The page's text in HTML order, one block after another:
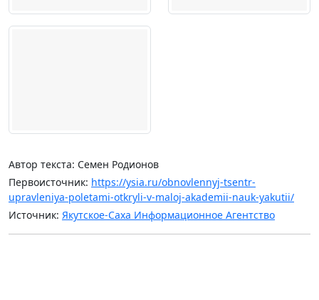
Автор текста: Семен Родионов
Первоисточник: https://ysia.ru/obnovlennyj-tsentr-
upravleniya-poletami-otkryli-v-maloj-akademii-nauk-yakutii/
Источник: Якутское-Саха Информационное Агентство